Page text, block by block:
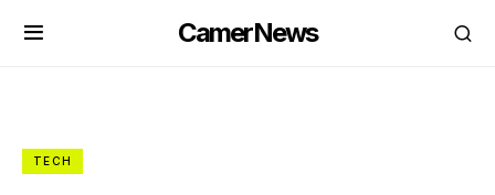
CamerNews
TECH